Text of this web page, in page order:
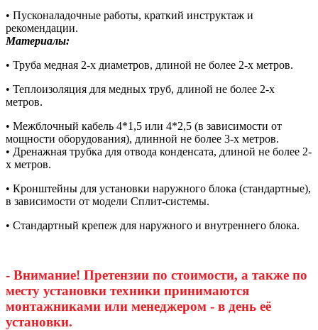
• Пусконаладочные работы, краткий инструктаж и
рекомендации.
Материалы:
• Труба медная 2-х диаметров, длиной не более 2-х метров.
• Теплоизоляция для медных труб, длиной не более 2-х
метров.
• Межблочный кабель 4*1,5 или 4*2,5 (в зависимости от
мощности оборудования), длинной не более 3-х метров.
• Дренажная трубка для отвода конденсата, длиной не более 2-
х метров.
• Кронштейны для установки наружного блока (стандартные),
в зависимости от модели Сплит-системы.
• Стандартный крепеж для наружного и внутреннего блока.
- Внимание! Претензии по стоимости, а также по
месту установки техники принимаются
монтажниками или менеджером - в день её
установки.